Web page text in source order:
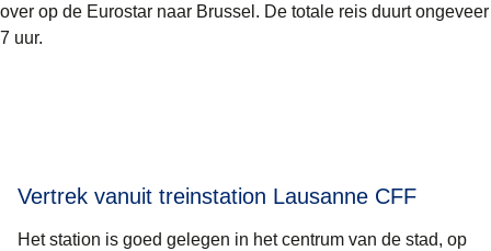
over op de Eurostar naar Brussel. De totale reis duurt ongeveer
7 uur.
Vertrek vanuit treinstation Lausanne CFF
Het station is goed gelegen in het centrum van de stad, op